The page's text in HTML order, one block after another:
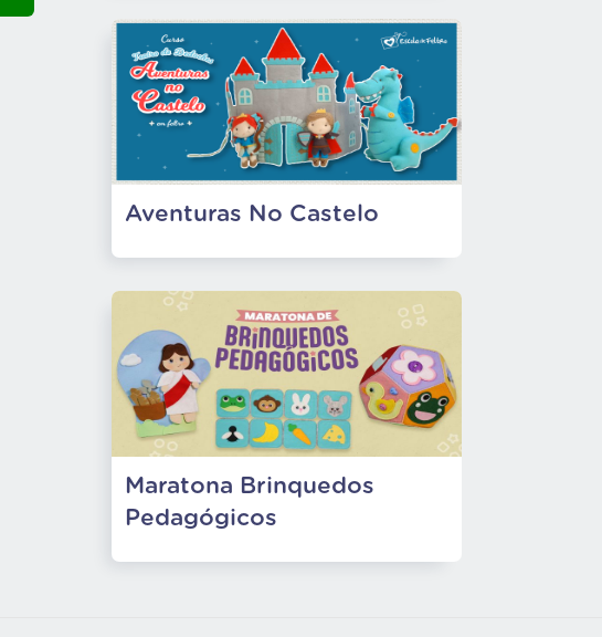
Aventuras No Castelo
Maratona Brinquedos
Pedagógicos